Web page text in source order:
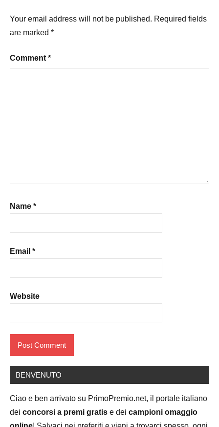
Your email address will not be published. Required fields
are marked *
Comment *
Name *
Email *
Website
BENVENUTO
Ciao e ben arrivato su PrimoPremio.net, il portale italiano
dei concorsi a premi gratis e dei campioni omaggio